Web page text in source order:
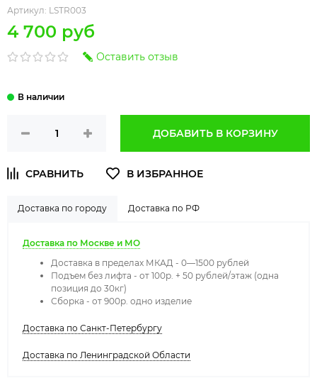
Артикул: LSTR003
4 700 руб
Оставить отзыв
ДОБАВИТЬ В КОРЗИНУ
Доставка по городу Доставка по РФ
Доставка по Москве и МО
Доставка в пределах МКАД - 0—1500 рублей
Подъем без лифта - от 100р. + 50 рублей/этаж (одна
позиция до 30кг)
Сборка - от 900р. одно изделие
Доставка по Санкт-Петербургу
Доставка по Ленинградской Области